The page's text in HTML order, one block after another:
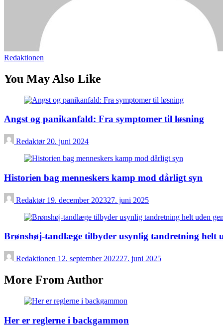
Redaktionen
You May Also Like
Angst og panikanfald: Fra symptomer til løsning
Redaktør 20. juni 2024
Historien bag menneskers kamp mod dårligt syn
Redaktør 19. december 202327. juni 2025
Brønshøj-tandlæge tilbyder usynlig tandretning helt
Redaktionen 12. september 202227. juni 2025
More From Author
Her er reglerne i backgammon